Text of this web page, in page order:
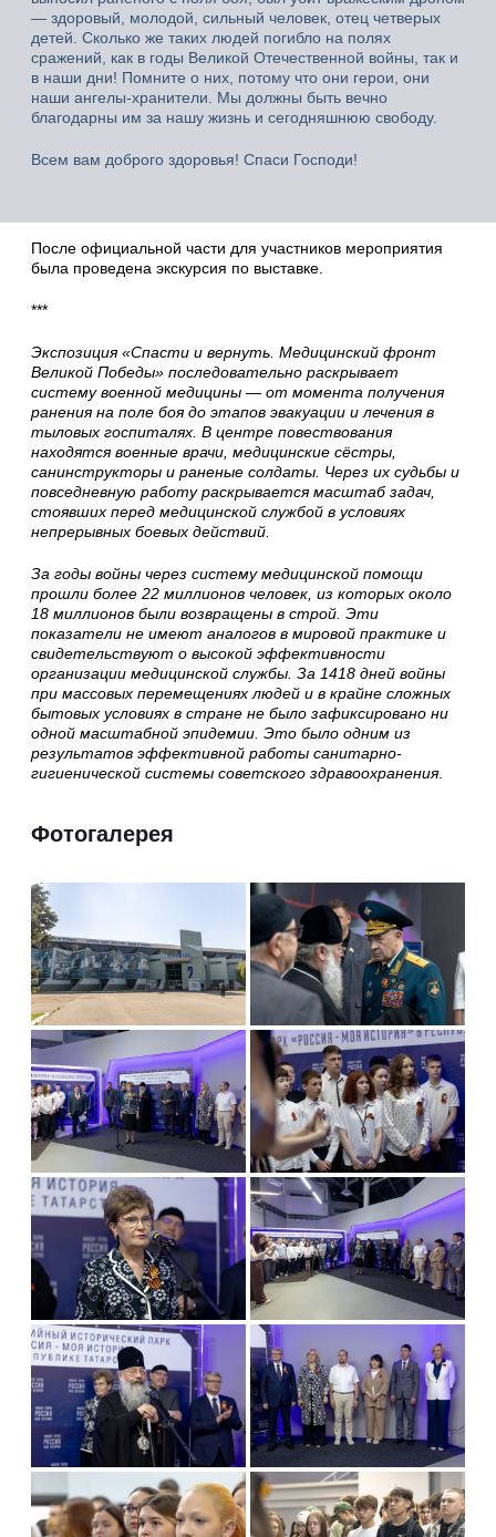
— здоровый, молодой, сильный человек, отец четверых
детей. Сколько же таких людей погибло на полях
сражений, как в годы Великой Отечественной войны, так и
в наши дни! Помните о них, потому что они герои, они
наши ангелы-хранители. Мы должны быть вечно
благодарны им за нашу жизнь и сегодняшнюю свободу.
Всем вам доброго здоровья! Спаси Господи!
После официальной части для участников мероприятия
была проведена экскурсия по выставке.
***
Экспозиция «Спасти и вернуть. Медицинский фронт
Великой Победы» последовательно раскрывает
систему военной медицины — от момента получения
ранения на поле боя до этапов эвакуации и лечения в
тыловых госпиталях. В центре повествования
находятся военные врачи, медицинские сёстры,
санинструкторы и раненые солдаты. Через их судьбы и
повседневную работу раскрывается масштаб задач,
стоявших перед медицинской службой в условиях
непрерывных боевых действий.
За годы войны через систему медицинской помощи
прошли более 22 миллионов человек, из которых около
18 миллионов были возвращены в строй. Эти
показатели не имеют аналогов в мировой практике и
свидетельствуют о высокой эффективности
организации медицинской службы. За 1418 дней войны
при массовых перемещениях людей и в крайне сложных
бытовых условиях в стране не было зафиксировано ни
одной масштабной эпидемии. Это было одним из
результатов эффективной работы санитарно-
гигиенической системы советского здравоохранения.
Фотогалерея